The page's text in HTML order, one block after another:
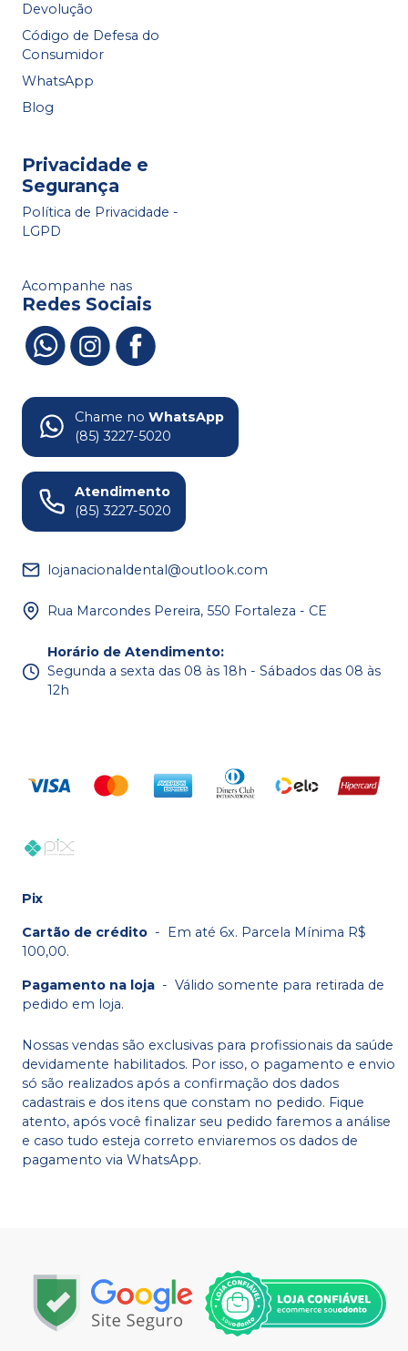
Devolução
Código de Defesa do
Consumidor
WhatsApp
Blog
Privacidade e
Segurança
Política de Privacidade -
LGPD
Acompanhe nas
Redes Sociais
Chame no WhatsApp
(85) 3227-5020
Atendimento
(85) 3227-5020
lojanacionaldental@outlook.com
Rua Marcondes Pereira, 550 Fortaleza - CE
Horário de Atendimento:
Segunda a sexta das 08 às 18h - Sábados das 08 às
12h
Pix
Cartão de crédito - Em até 6x. Parcela Mínima R$
100,00.
Pagamento na loja - Válido somente para retirada de
pedido em loja.
Nossas vendas são exclusivas para profissionais da saúde
devidamente habilitados. Por isso, o pagamento e envio
só são realizados após a confirmação dos dados
cadastrais e dos itens que constam no pedido. Fique
atento, após você finalizar seu pedido faremos a análise
e caso tudo esteja correto enviaremos os dados de
pagamento via WhatsApp.